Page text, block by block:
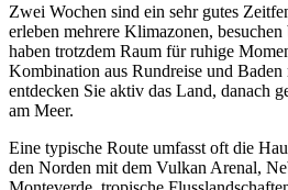
Zwei Wochen sind ein sehr gutes
erleben mehrere Klimazonen,
haben trotzdem Raum für ruhige
Kombination aus Rundreise und Baden
entdecken Sie aktiv das Land, danach
am Meer.
Eine typische Route umfasst oft die
den Norden mit dem Vulkan Arenal,